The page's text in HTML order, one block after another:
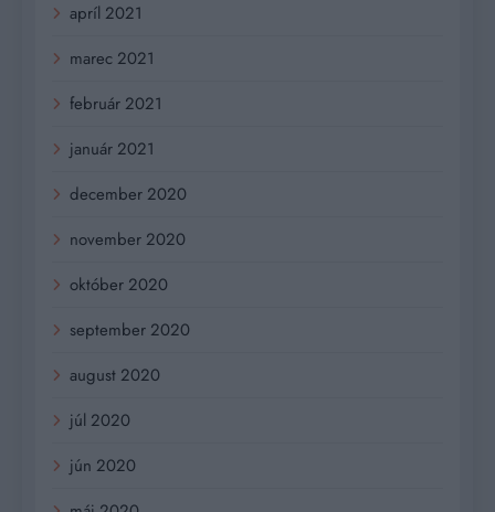
apríl 2021
marec 2021
február 2021
január 2021
december 2020
november 2020
október 2020
september 2020
august 2020
júl 2020
jún 2020